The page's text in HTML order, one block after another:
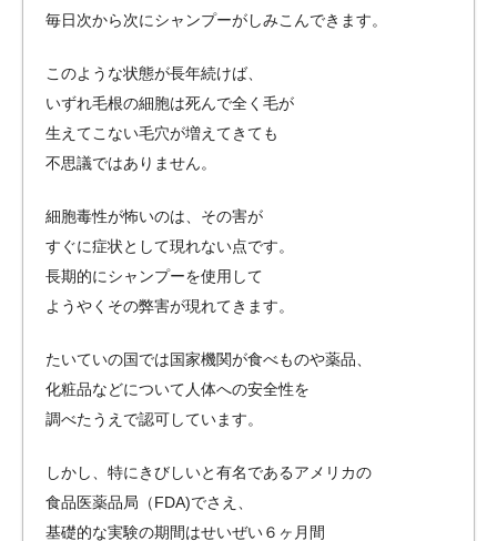
毎日次から次にシャンプーがしみこんできます。
このような状態が長年続けば、
いずれ毛根の細胞は死んで全く毛が
生えてこない毛穴が増えてきても
不思議ではありません。
細胞毒性が怖いのは、その害が
すぐに症状として現れない点です。
長期的にシャンプーを使用して
ようやくその弊害が現れてきます。
たいていの国では国家機関が食べものや薬品、
化粧品などについて人体への安全性を
調べたうえで認可しています。
しかし、特にきびしいと有名であるアメリカの
食品医薬品局（FDA)でさえ、
基礎的な実験の期間はせいぜい６ヶ月間